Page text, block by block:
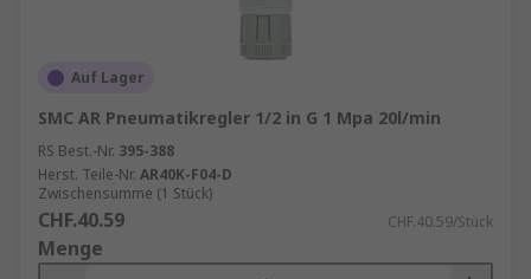
Auf Lager
SMC AR Pneumatikregler 1/2 in G 1 Mpa 20l/min
RS Best.-Nr. 395-388
Herst. Teile-Nr. AR40K-F04-D
Zwischensumme (1 Stück)
CHF.40.59 CHF.40.59/Stück
Menge